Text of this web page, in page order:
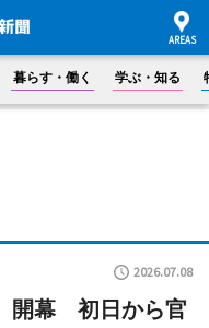
暮らす・働く 学ぶ・知る
2026.07.08
開幕 初日から官